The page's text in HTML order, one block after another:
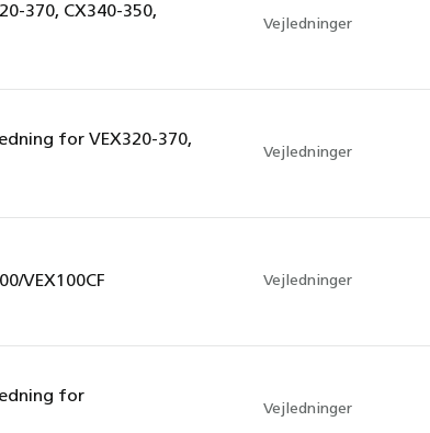
370, CX340-350,
Vejledninger
for VEX320-370,
Vejledninger
VEX100CF Vejledninger
for
Vejledninger